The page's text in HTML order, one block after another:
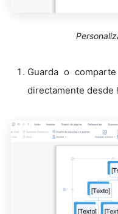
Guarda o
directamente desde